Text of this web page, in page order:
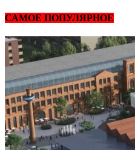
САМОЕ ПОПУЛЯРНОЕ